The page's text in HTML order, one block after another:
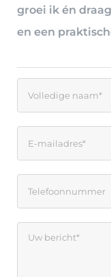
groei ik én
en een